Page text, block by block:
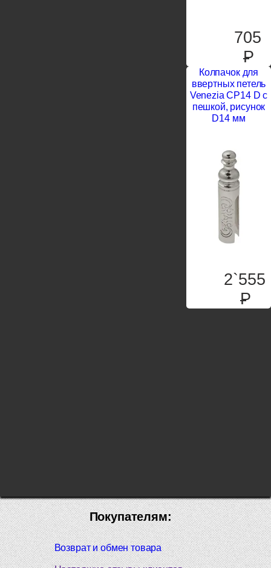
705
P
Колпачок для
ввертных петель
Venezia CP14 D с
пешкой, рисунок
D14 мм
2`555
P
Покупателям:
Возврат и обмен товара